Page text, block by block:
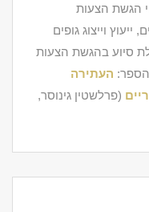
הגשת הצעות
וייצוג גופים
סיוע בהגשת הצעות
הספר: העתירה
(פרלשטין גינוסר,